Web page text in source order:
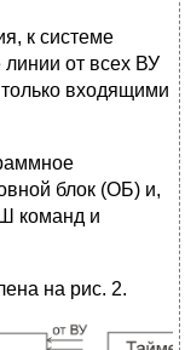
к системе
от всех ВУ
входящими
блок (ОБ) и,
команд и
на рис. 2.